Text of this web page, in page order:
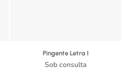
Pingente Letra I
Sob consulta